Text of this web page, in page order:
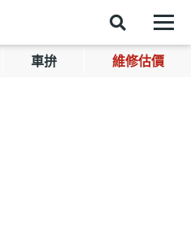
車拚 維修估價